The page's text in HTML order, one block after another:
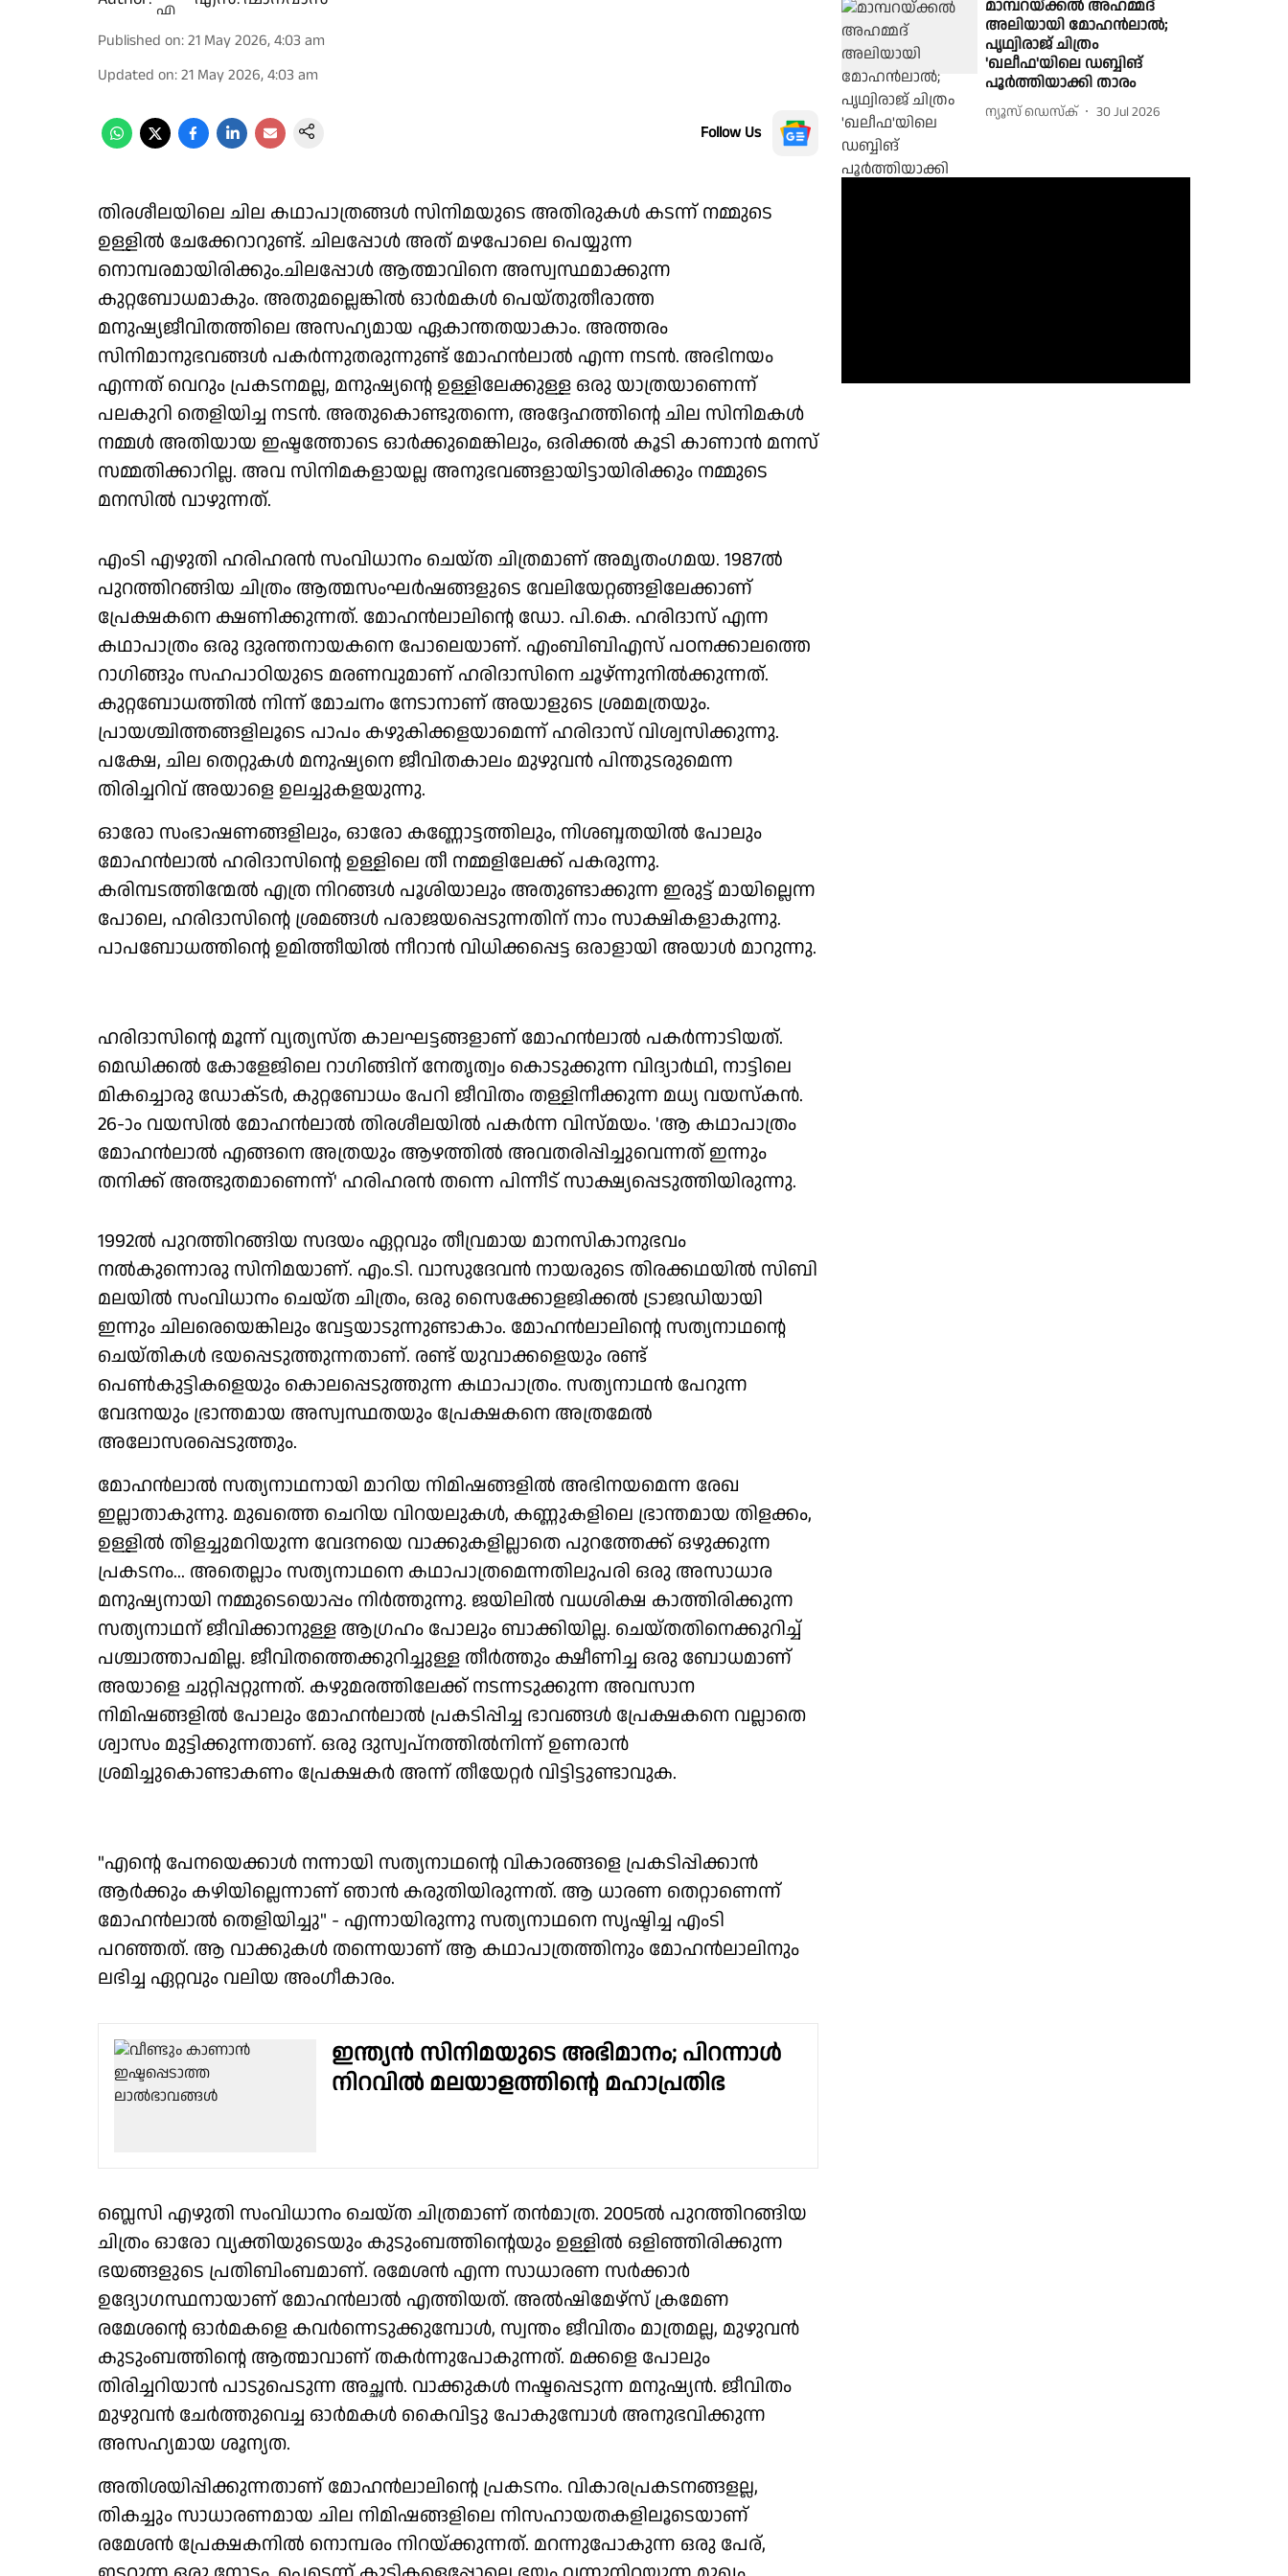
Published on:21 May 2026, 4:03 am
Updated on:21 May 2026, 4:03 am
Follow Us
തിരശീലയിലെ ചില കഥാപാത്രങ്ങൾ സിനിമയുടെ അതിരുകൾ കടന്ന് നമ്മുടെ
ഉള്ളിൽ ചേക്കേറാറുണ്ട്. ചിലപ്പോൾ അത് മഴപോലെ പെയ്യുന്ന
നൊമ്പരമായിരിക്കും.ചിലപ്പോൾ ആത്മാവിനെ അസ്വസ്ഥമാക്കുന്ന
കുറ്റബോധമാകും. അതുമല്ലെങ്കില്‍ ഓർമകള്‍ പെയ്തുതീരാത്ത
മനുഷ്യജീവിതത്തിലെ അസഹ്യമായ ഏകാന്തതയാകാം. അത്തരം
സിനിമാനുഭവങ്ങള്‍ പകര്‍ന്നുതരുന്നുണ്ട് മോഹന്‍ലാല്‍ എന്ന നടന്‍. അഭിനയം
എന്നത് വെറും പ്രകടനമല്ല, മനുഷ്യന്റെ ഉള്ളിലേക്കുള്ള ഒരു യാത്രയാണെന്ന്
പലകുറി തെളിയിച്ച നടന്‍. അതുകൊണ്ടുതന്നെ, അദ്ദേഹത്തിന്റെ ചില സിനിമകൾ
നമ്മൾ അതിയായ ഇഷ്ടത്തോടെ ഓർക്കുമെങ്കിലും, ഒരിക്കല്‍ കൂടി കാണാന്‍ മനസ്
സമ്മതിക്കാറില്ല. അവ സിനിമകളായല്ല അനുഭവങ്ങളായിട്ടായിരിക്കും നമ്മുടെ
മനസില്‍ വാഴുന്നത്.
എംടി എഴുതി ഹരിഹരന്‍ സംവിധാനം ചെയ്ത ചിത്രമാണ് അമൃതംഗമയ. 1987ല്‍
പുറത്തിറങ്ങിയ ചിത്രം ആത്മസംഘർഷങ്ങളുടെ വേലിയേറ്റങ്ങളിലേക്കാണ്
പ്രേക്ഷകനെ ക്ഷണിക്കുന്നത്. മോഹന്‍ലാലിന്റെ ഡോ. പി.കെ. ഹരിദാസ് എന്ന
കഥാപാത്രം ഒരു ദുരന്തനായകനെ പോലെയാണ്. എംബിബിഎസ് പഠനക്കാലത്തെ
റാഗിങ്ങും സഹപാഠിയുടെ മരണവുമാണ് ഹരിദാസിനെ ചൂഴ്ന്നുനില്‍ക്കുന്നത്.
കുറ്റബോധത്തിൽ നിന്ന് മോചനം നേടാനാണ് അയാളുടെ ശ്രമമത്രയും.
പ്രായശ്ചിത്തങ്ങളിലൂടെ പാപം കഴുകിക്കളയാമെന്ന് ഹരിദാസ് വിശ്വസിക്കുന്നു.
പക്ഷേ, ചില തെറ്റുകൾ മനുഷ്യനെ ജീവിതകാലം മുഴുവൻ പിന്തുടരുമെന്ന
തിരിച്ചറിവ് അയാളെ ഉലച്ചുകളയുന്നു.
ഓരോ സംഭാഷണങ്ങളിലും, ഓരോ കണ്ണോട്ടത്തിലും, നിശബ്ദതയില്‍ പോലും
മോഹൻലാൽ ഹരിദാസിന്റെ ഉള്ളിലെ തീ നമ്മളിലേക്ക് പകരുന്നു.
കരിമ്പടത്തിന്മേൽ എത്ര നിറങ്ങൾ പൂശിയാലും അതുണ്ടാക്കുന്ന ഇരുട്ട് മായില്ലെന്ന
പോലെ, ഹരിദാസിന്റെ ശ്രമങ്ങള്‍ പരാജയപ്പെടുന്നതിന് നാം സാക്ഷികളാകുന്നു.
പാപബോധത്തിന്റെ ഉമിത്തീയില്‍ നീറാന്‍ വിധിക്കപ്പെട്ട ഒരാളായി അയാൾ മാറുന്നു.
ഹരിദാസിന്റെ മൂന്ന് വ്യത്യസ്‌ത കാലഘട്ടങ്ങളാണ് മോഹന്‍ലാല്‍ പകര്‍ന്നാടിയത്.
മെഡിക്കൽ കോളേജിലെ റാഗിങ്ങിന് നേതൃത്വം കൊടുക്കുന്ന വിദ്യാർഥി, നാട്ടിലെ
മികച്ചൊരു ഡോക്‌ടര്‍, കുറ്റബോധം പേറി ജീവിതം തള്ളിനീക്കുന്ന മധ്യ വയസ്‌കന്‍.
26-ാം വയസില്‍ മോഹന്‍ലാല്‍ തിരശീലയില്‍ പകര്‍ന്ന വിസ്മയം. 'ആ കഥാപാത്രം
മോഹൻലാൽ എങ്ങനെ അത്രയും ആഴത്തിൽ അവതരിപ്പിച്ചുവെന്നത് ഇന്നും
തനിക്ക് അത്ഭുതമാണെന്ന്' ഹരിഹരന്‍ തന്നെ പിന്നീട് സാക്ഷ്യപ്പെടുത്തിയിരുന്നു.
1992ൽ പുറത്തിറങ്ങിയ സദയം ഏറ്റവും തീവ്രമായ മാനസികാനുഭവം
നല്‍കുന്നൊരു സിനിമയാണ്. എം.ടി. വാസുദേവൻ നായരുടെ തിരക്കഥയിൽ സിബി
മലയില്‍ സംവിധാനം ചെയ്ത ചിത്രം, ഒരു സൈക്കോളജിക്കൽ ട്രാജഡിയായി
ഇന്നും ചിലരെയെങ്കിലും വേട്ടയാടുന്നുണ്ടാകാം. മോഹന്‍ലാലിന്റെ സത്യനാഥന്റെ
ചെയ്തികള്‍ ഭയപ്പെടുത്തുന്നതാണ്. രണ്ട് യുവാക്കളെയും രണ്ട്
പെണ്‍കുട്ടികളെയും കൊലപ്പെടുത്തുന്ന കഥാപാത്രം. സത്യനാഥന്‍ പേറുന്ന
വേദനയും ഭ്രാന്തമായ അസ്വസ്ഥതയും പ്രേക്ഷകനെ അത്രമേല്‍
അലോസരപ്പെടുത്തും.
മോഹൻലാൽ സത്യനാഥനായി മാറിയ നിമിഷങ്ങളിൽ അഭിനയമെന്ന രേഖ
ഇല്ലാതാകുന്നു. മുഖത്തെ ചെറിയ വിറയലുകൾ, കണ്ണുകളിലെ ഭ്രാന്തമായ തിളക്കം,
ഉള്ളിൽ തിളച്ചുമറിയുന്ന വേദനയെ വാക്കുകളില്ലാതെ പുറത്തേക്ക് ഒഴുക്കുന്ന
പ്രകടനം... അതെല്ലാം സത്യനാഥനെ കഥാപാത്രമെന്നതിലുപരി ഒരു അസാധാര
മനുഷ്യനായി നമ്മുടെയൊപ്പം നിര്‍ത്തുന്നു. ജയിലിൽ വധശിക്ഷ കാത്തിരിക്കുന്ന
സത്യനാഥന് ജീവിക്കാനുള്ള ആഗ്രഹം പോലും ബാക്കിയില്ല. ചെയ്തതിനെക്കുറിച്ച്
പശ്ചാത്താപമില്ല. ജീവിതത്തെക്കുറിച്ചുള്ള തീർത്തും ക്ഷീണിച്ച ഒരു ബോധമാണ്
അയാളെ ചുറ്റിപ്പറ്റുന്നത്. കഴുമരത്തിലേക്ക് നടന്നടുക്കുന്ന അവസാന
നിമിഷങ്ങളിൽ പോലും മോഹൻലാൽ പ്രകടിപ്പിച്ച ഭാവങ്ങൾ പ്രേക്ഷകനെ വല്ലാതെ
ശ്വാസം മുട്ടിക്കുന്നതാണ്. ഒരു ദുസ്വപ്നത്തില്‍നിന്ന് ഉണരാന്‍
ശ്രമിച്ചുകൊണ്ടാകണം പ്രേക്ഷകര്‍ അന്ന് തീയേറ്റര്‍ വിട്ടിട്ടുണ്ടാവുക.
"എന്റെ പേനയെക്കാൾ നന്നായി സത്യനാഥന്റെ വികാരങ്ങളെ പ്രകടിപ്പിക്കാൻ
ആർക്കും കഴിയില്ലെന്നാണ് ഞാൻ കരുതിയിരുന്നത്. ആ ധാരണ തെറ്റാണെന്ന്
മോഹൻലാൽ തെളിയിച്ചു" - എന്നായിരുന്നു സത്യനാഥനെ സൃഷ്ടിച്ച എംടി
പറഞ്ഞത്. ആ വാക്കുകൾ തന്നെയാണ് ആ കഥാപാത്രത്തിനും മോഹന്‍ലാലിനും
ലഭിച്ച ഏറ്റവും വലിയ അംഗീകാരം.
ഇന്ത്യൻ സിനിമയുടെ അഭിമാനം; പിറന്നാൾ
നിറവിൽ മലയാളത്തിൻ്റെ മഹാപ്രതിഭ
ബ്ലെസി എഴുതി സംവിധാനം ചെയ്ത ചിത്രമാണ് തന്‍മാത്ര. 2005ല്‍ പുറത്തിറങ്ങിയ
ചിത്രം ഓരോ വ്യക്തിയുടെയും കുടുംബത്തിന്റെയും ഉള്ളിൽ ഒളിഞ്ഞിരിക്കുന്ന
ഭയങ്ങളുടെ പ്രതിബിംബമാണ്. രമേശൻ എന്ന സാധാരണ സർക്കാർ
ഉദ്യോഗസ്ഥനായാണ് മോഹൻലാൽ എത്തിയത്. അൽഷിമേഴ്സ് ക്രമേണ
രമേശന്റെ ഓർമകളെ കവർന്നെടുക്കുമ്പോൾ, സ്വന്തം ജീവിതം മാത്രമല്ല, മുഴുവൻ
കുടുംബത്തിന്റെ ആത്മാവാണ് തകർന്നുപോകുന്നത്. മക്കളെ പോലും
തിരിച്ചറിയാൻ പാടുപെടുന്ന അച്ഛൻ. വാക്കുകൾ നഷ്ടപ്പെടുന്ന മനുഷ്യൻ. ജീവിതം
മുഴുവൻ ചേർത്തുവെച്ച ഓർമകള്‍ കൈവിട്ടു പോകുമ്പോൾ അനുഭവിക്കുന്ന
അസഹ്യമായ ശൂന്യത.
അതിശയിപ്പിക്കുന്നതാണ് മോഹന്‍ലാലിന്റെ പ്രകടനം. വികാരപ്രകടനങ്ങളല്ല,
തികച്ചും സാധാരണമായ ചില നിമിഷങ്ങളിലെ നിസഹായതകളിലൂടെയാണ്
രമേശന്‍ പ്രേക്ഷകനില്‍ നൊമ്പരം നിറയ്ക്കുന്നത്. മറന്നുപോകുന്ന ഒരു പേര്,
മാമ്പറയ്ക്കൽ അഹമ്മദ്
അലിയായി മോഹൻലാൽ;
പൃഥ്വിരാജ് ചിത്രം
'ഖലീഫ'യിലെ ഡബ്ബിങ്
പൂർത്തിയാക്കി താരം
ന്യൂസ് ഡെസ്ക് 30 Jul 2026